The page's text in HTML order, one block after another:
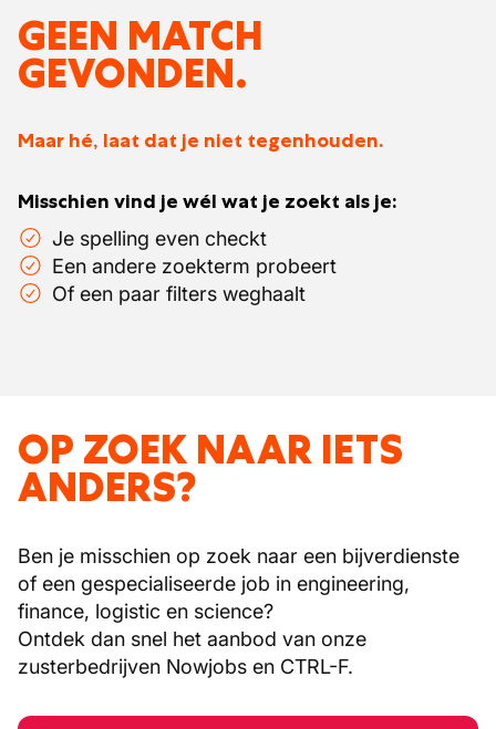
GEEN MATCH
GEVONDEN.
Maar hé, laat dat je niet tegenhouden.
Misschien vind je wél wat je zoekt als je:
Je spelling even checkt
Een andere zoekterm probeert
Of een paar filters weghaalt
OP ZOEK NAAR IETS
ANDERS?
Ben je misschien op zoek naar een bijverdienste
of een gespecialiseerde job in engineering,
finance, logistic en science?
Ontdek dan snel het aanbod van onze
zusterbedrijven Nowjobs en CTRL-F.